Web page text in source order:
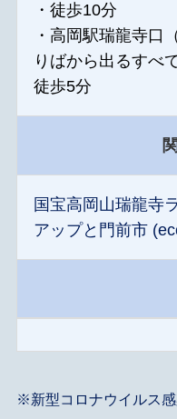
・徒歩10分
・高岡駅瑞龍寺口
りばから出るすべ
徒歩5分
国宝高岡山瑞龍寺
アップと門前市
※新型コロナウイルス